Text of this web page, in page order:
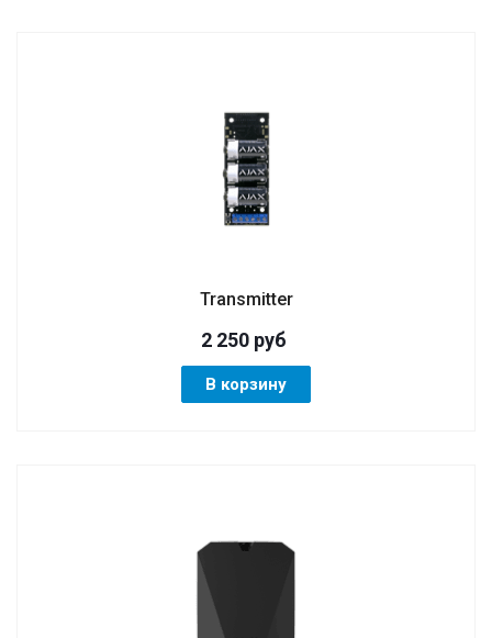
Transmitter
2 250руб
В корзину